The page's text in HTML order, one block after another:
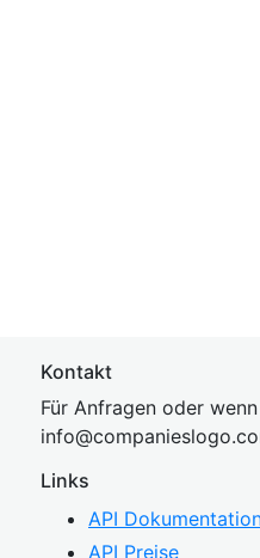
Kontakt
Für Anfragen oder
info@companies
Links
API
API Preise